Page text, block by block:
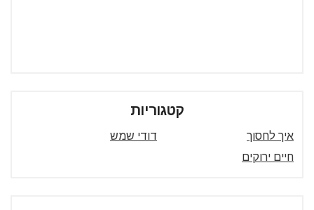
קטגוריות
איך לחסוך
דודי שמש
חיים ירוקים